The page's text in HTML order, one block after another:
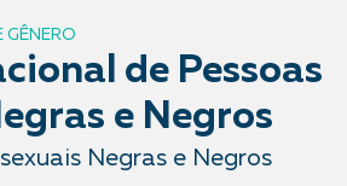
GÊNERO
de Pessoas
e Negros
Negras e Negros